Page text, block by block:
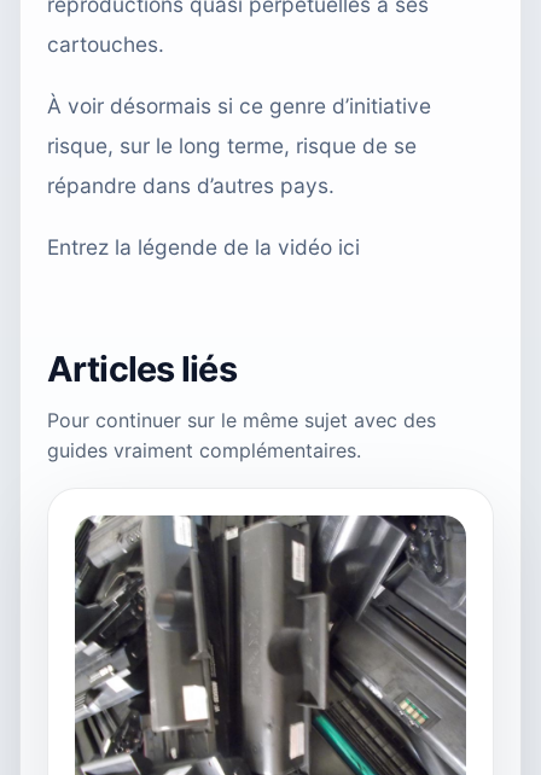
cartouches.
À voir désormais si ce genre d’initiative
risque, sur le long terme, risque de se
répandre dans d’autres pays.
Entrez la légende de la vidéo ici
Articles liés
Pour continuer sur le même sujet avec des
guides vraiment complémentaires.